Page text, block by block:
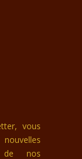
vous
de nos